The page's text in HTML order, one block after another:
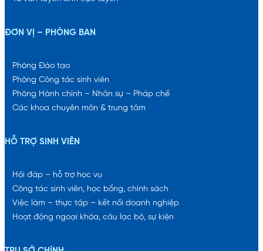
ĐƠN VỊ – PHÒNG BAN
Phòng Đào tạo
Phòng Công tác sinh viên
Phòng Hành chính – Nhân sự – Pháp chế
Các khoa chuyên môn & trung tâm
HỖ TRỢ SINH VIÊN
Hỏi đáp – hỗ trợ học vụ
Công tác sinh viên, học bổng, chính sách
Việc làm – thực tập – kết nối doanh nghiệp
Hoạt động ngoại khóa, câu lạc bộ, sự kiện